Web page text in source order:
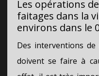
Les opérations
faitages dans la
environs dans le
Des interventions de
doivent se faire à